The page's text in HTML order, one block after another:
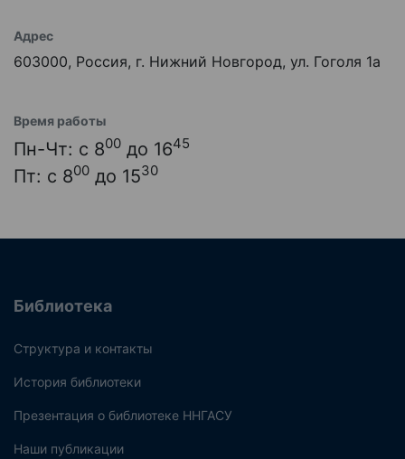
Адрес
603000, Россия, г. Нижний Новгород, ул. Гоголя 1а
Время работы
Пн-Чт: с 800 до 1645
Пт: с 800 до 1530
Библиотека
Структура и контакты
История библиотеки
Презентация о библиотеке ННГАСУ
Наши публикации